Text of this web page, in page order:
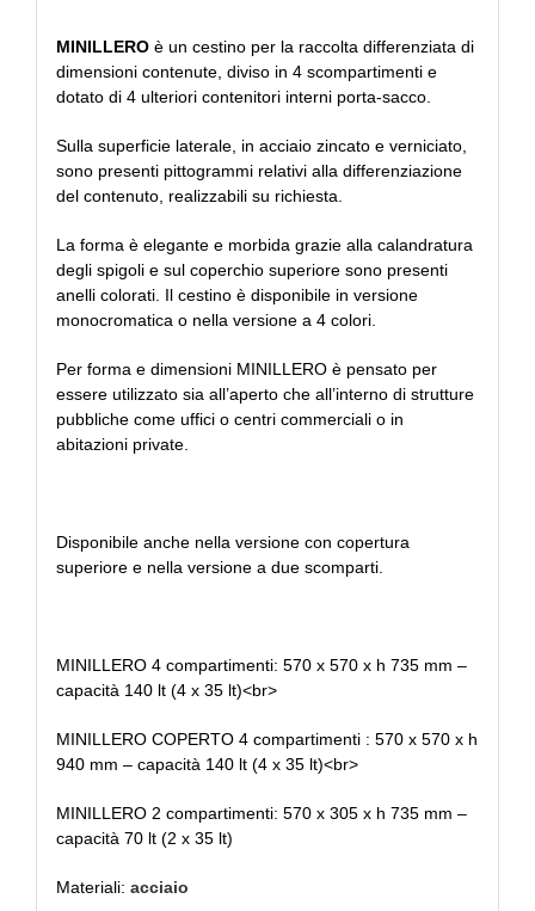
MINILLEROè un cestino per la raccolta differenziata di
dimensioni contenute, diviso in 4 scompartimenti e
dotato di 4 ulteriori contenitori interni porta-sacco.
Sulla superficie laterale, in acciaio zincato e verniciato,
sono presenti pittogrammi relativi alla differenziazione
del contenuto, realizzabili su richiesta.
La forma è elegante e morbida grazie alla calandratura
degli spigoli e sul coperchio superiore sono presenti
anelli colorati. Il cestino è disponibile in versione
monocromatica o nella versione a 4 colori.
Per forma e dimensioni MINILLERO è pensato per
essere utilizzato sia all’aperto che all’interno di strutture
pubbliche come uffici o centri commerciali o in
abitazioni private.
Disponibile anche nella versione con copertura
superiore e nella versione a due scomparti.
MINILLERO 4 compartimenti: 570 x 570 x h 735 mm –
capacità 140 lt (4 x 35 lt)<br>
MINILLERO COPERTO 4 compartimenti : 570 x 570 x h
940 mm – capacità 140 lt (4 x 35 lt)<br>
MINILLERO 2 compartimenti: 570 x 305 x h 735 mm –
capacità 70 lt (2 x 35 lt)
Materiali: acciaio